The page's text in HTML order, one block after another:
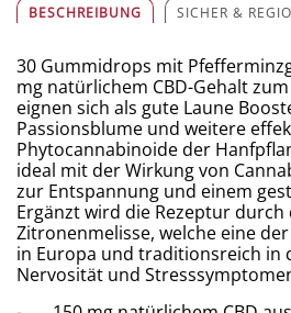
BESCHREIBUNG SICHER &
30 Gummidrops mit
mg natürlichem CBD-Gehalt
eignen sich als gute Laune
Passionsblume und weitere
Phytocannabinoide der
ideal mit der Wirkung von
zur Entspannung und einem
Ergänzt wird die Rezeptur durch
Zitronenmelisse, welche eine
in Europa und traditionsreich in
Nervosität und